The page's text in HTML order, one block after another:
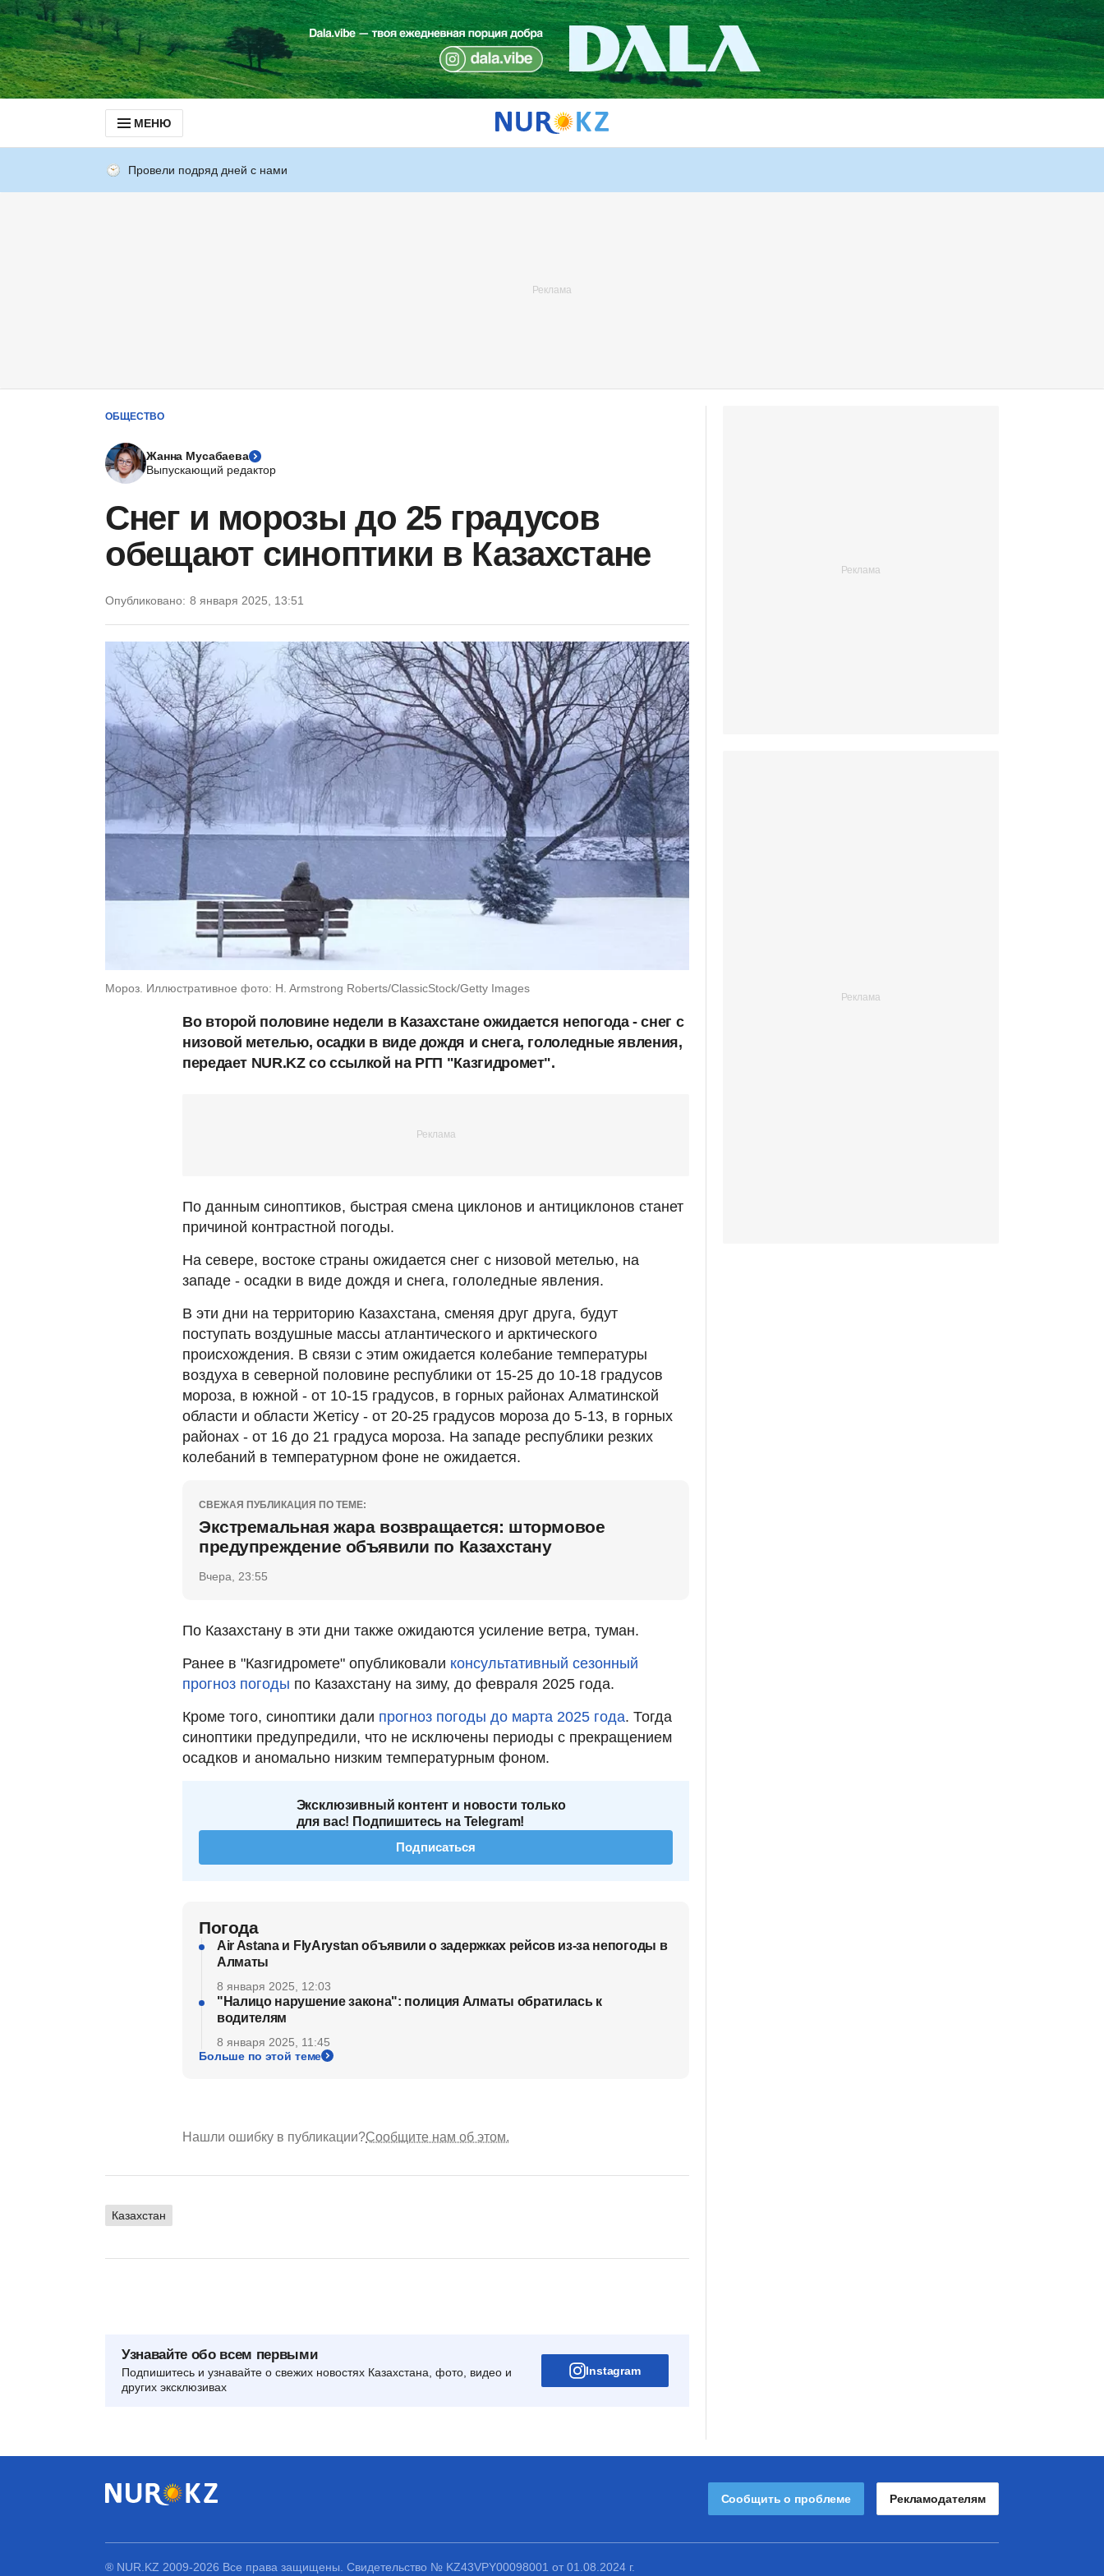
МЕНЮ
Провели подряд дней с нами
ОБЩЕСТВО
Жанна Мусабаева
Выпускающий редактор
Снег и морозы до 25 градусов
обещают синоптики в Казахстане
Опубликовано: 8 января 2025, 13:51
Мороз. Иллюстративное фото: H. Armstrong Roberts/ClassicStock/Getty Images
Во второй половине недели в Казахстане ожидается непогода - снег с
низовой метелью, осадки в виде дождя и снега, гололедные явления,
передает NUR.KZ со ссылкой на РГП "Казгидромет".
По данным синоптиков, быстрая смена циклонов и антициклонов станет
причиной контрастной погоды.
На севере, востоке страны ожидается снег с низовой метелью, на
западе - осадки в виде дождя и снега, гололедные явления.
В эти дни на территорию Казахстана, сменяя друг друга, будут
поступать воздушные массы атлантического и арктического
происхождения. В связи с этим ожидается колебание температуры
воздуха в северной половине республики от 15-25 до 10-18 градусов
мороза, в южной - от 10-15 градусов, в горных районах Алматинской
области и области Жетісу - от 20-25 градусов мороза до 5-13, в горных
районах - от 16 до 21 градуса мороза. На западе республики резких
колебаний в температурном фоне не ожидается.
СВЕЖАЯ ПУБЛИКАЦИЯ ПО ТЕМЕ:
Экстремальная жара возвращается: штормовое
предупреждение объявили по Казахстану
Вчера, 23:55
По Казахстану в эти дни также ожидаются усиление ветра, туман.
Ранее в "Казгидромете" опубликовали консультативный сезонный
прогноз погоды по Казахстану на зиму, до февраля 2025 года.
Кроме того, синоптики дали прогноз погоды до марта 2025 года. Тогда
синоптики предупредили, что не исключены периоды с прекращением
осадков и аномально низким температурным фоном.
Эксклюзивный контент и новости только
для вас! Подпишитесь на Telegram!
Подписаться
Погода
Air Astana и FlyArystan объявили о задержках рейсов из-за непогоды в
Алматы
8 января 2025, 12:03
"Налицо нарушение закона": полиция Алматы обратилась к
водителям
8 января 2025, 11:45
Больше по этой теме
Нашли ошибку в публикации?Сообщите нам об этом.
Казахстан
Узнавайте обо всем первыми
Подпишитесь и узнавайте о свежих новостях Казахстана, фото, видео и
других эксклюзивах
Instagram
Сообщить о проблеме Рекламодателям
® NUR.KZ 2009-2026 Все права защищены. Свидетельство № KZ43VPY00098001 от 01.08.2024 г.